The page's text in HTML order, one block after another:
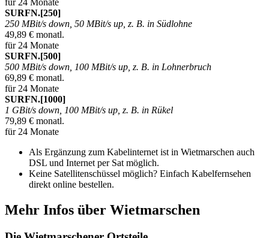
für 24 Monate
SURFN.[250]
250 MBit/s down, 50 MBit/s up, z. B. in Südlohne
49,89 € monatl.
für 24 Monate
SURFN.[500]
500 MBit/s down, 100 MBit/s up, z. B. in Lohnerbruch
69,89 € monatl.
für 24 Monate
SURFN.[1000]
1 GBit/s down, 100 MBit/s up, z. B. in Rükel
79,89 € monatl.
für 24 Monate
Als Ergänzung zum Kabelinternet ist in Wietmarschen auch
DSL und Internet per Sat möglich.
Keine Satellitenschüssel möglich? Einfach Kabelfernsehen
direkt online bestellen.
Mehr Infos über Wietmarschen